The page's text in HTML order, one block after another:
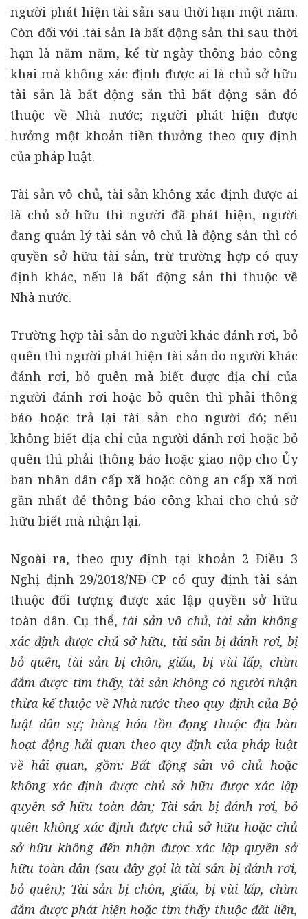
người phát hiện tài sản sau thời hạn một năm.
Còn đối với .tài sản là bất động sản thì sau thời
hạn là năm năm, kể từ ngày thông báo công
khai mà không xác định được ai là chủ sở hữu
tài sản là bất động sản thì bất động sản đó
thuộc về Nhà nước; người phát hiện được
hưởng một khoản tiền thưởng theo quy định
của pháp luật.
Tài sản vô chủ, tài sản không xác định được ai
là chủ sở hữu thì người đã phát hiện, người
đang quản lý tài sản vô chủ là động sản thì có
quyền sở hữu tài sản, trừ trường hợp có quy
định khác, nếu là bất động sản thì thuộc về
Nhà nước.
Trường hợp tài sản do người khác đánh rơi, bỏ
quên thì người phát hiện tài sản do người khác
đánh rơi, bỏ quên mà biết được địa chỉ của
người đánh rơi hoặc bỏ quên thì phải thông
báo hoặc trả lại tài sản cho người đó; nếu
không biết địa chỉ của người đánh rơi hoặc bỏ
quên thì phải thông báo hoặc giao nộp cho Ủy
ban nhân dân cấp xã hoặc công an cấp xã nơi
gần nhất đẻ thông báo công khai cho chủ sở
hữu biết mà nhận lại.
Ngoài ra, theo quy định tại khoản 2 Điều 3
Nghị định 29/2018/NĐ-CP có quy định tài sản
thuộc đối tượng được xác lập quyền sở hữu
toàn dân. Cụ thể, tài sản vô chủ, tài sản không
xác định được chủ sở hữu, tài sản bị đánh rơi, bị
bỏ quên, tài sản bị chôn, giấu, bị vùi lấp, chìm
đắm được tìm thấy, tài sản không có người nhận
thừa kế thuộc về Nhà nước theo quy định của Bộ
luật dân sự; hàng hóa tồn đọng thuộc địa bàn
hoạt động hải quan theo quy định của pháp luật
về hải quan, gồm: Bất động sản vô chủ hoặc
không xác định được chủ sở hữu được xác lập
quyền sở hữu toàn dân; Tài sản bị đánh rơi, bỏ
quên không xác định được chủ sở hữu hoặc chủ
sở hữu không đến nhận được xác lập quyền sở
hữu toàn dân (sau đây gọi là tài sản bị đánh rơi,
bỏ quên); Tài sản bị chôn, giấu, bị vùi lấp, chìm
đắm được phát hiện hoặc tìm thấy thuộc đất liền,